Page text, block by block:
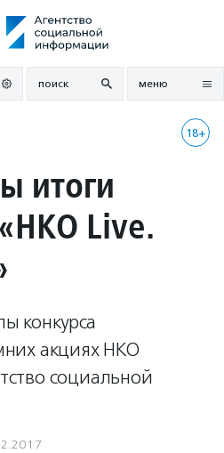
поиск меню
18+
итоги
Live.
конкурса
акциях НКО
социальной